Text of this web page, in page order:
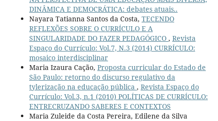
DINÂMICA E DEMOCRÁTICA: debates atuais..
Nayara Tatianna Santos da Costa, TECENDO
REFLEXÕES SOBRE O CURRÍCULO E A
SINGULARIDADE DO FAZER PEDAGÓGICO , Revista
Espaço do Currículo: Vol.7, N.3 (2014) CURRÍCULO:
mosaico interdisciplinar
Maria Izaura Cação, Proposta curricular do Estado de
São Paulo: retorno do discurso regulativo da
tylerização na educação pública , Revista Espaço do
Currículo: Vol.3, n.1 (2010) POLÍTICAS DE CURRÍCULO:
ENTRECRUZANDO SABERES E CONTEXTOS
Maria Zuleide da Costa Pereira, Edilene da Silva